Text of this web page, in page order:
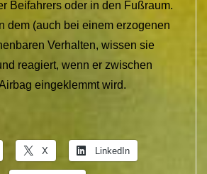
Beifahrers oder in den Fußraum.
dem (auch bei einem erzogenen
Verhalten, wissen sie
reagiert, wenn er zwischen
eingeklemmt wird.
X LinkedIn